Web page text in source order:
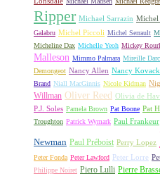
Ripper Michael Sarrazin Michel
Galabru Michel Piccoli Michel Serrault
Micheline Dax Michelle Yeoh Mickey
Malleson Mimmo Palmara Mireille Darc
Demongeot Nancy Allen Nancy Kovack
Brand Niall MacGinnis Nicole Kidman
Willman Oliver Reed Olivia de
P.J. Soles Pamela Brown Pat Boone Pat
Troughton Patrick Wymark Paul Frankeur
Newman Paul Préboist Perry Lopez
Peter Fonda Peter Lawford Peter Lorre
Philippe Noiret Piero Lulli Pierre